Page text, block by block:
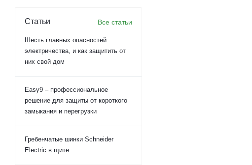
Статьи Все статьи
Шесть главных опасностей
электричества, и как защитить от
них свой дом
Easy9 – профессиональное
решение для защиты от короткого
замыкания и перегрузки
Гребенчатые шинки Schneider
Electric в щите